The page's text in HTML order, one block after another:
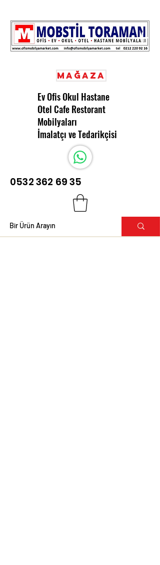
Mağaza
Ev Ofis Okul Hastane
Otel Cafe Restorant
Mobilyaları
İmalatçı ve Tedarikçisi
0532 362 69 35